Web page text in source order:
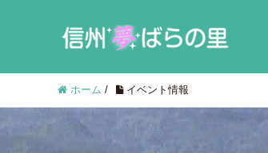
ホーム / イベント情報